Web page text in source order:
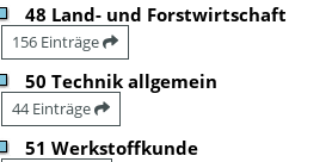
48 Land- und Forstwirtschaft
156 Einträge
50 Technik allgemein
44 Einträge
51 Werkstoffkunde